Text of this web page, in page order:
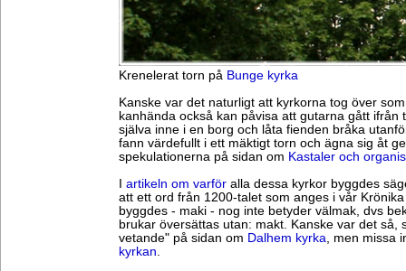
Krenelerat torn på Bunge kyrka
Kanske var det naturligt att kyrkorna tog över
kanhända också kan påvisa att gutarna gått ifrån
själva inne i en borg och låta fienden bråka
fann värdefullt i ett mäktigt torn och ägna sig åt
spekulationerna på sidan om Kastaler och
artikeln om varför alla dessa kyrkor byggdes
att ett ord från 1200-talet som anges i vår
byggdes - maki - nog inte betyder välmak, dvs
brukar översättas utan: makt. Kanske var det så,
vetande" på sidan om Dalhem kyrka, men missa
kyrkan.